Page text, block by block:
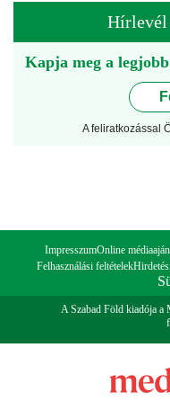
Hírlevél
Kapja meg a
A feliratkozással
ImpresszumOnline
Felhasználási feltételek
A Szabad Föld kiadója